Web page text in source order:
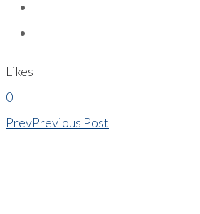
Likes
0
PrevPrevious Post